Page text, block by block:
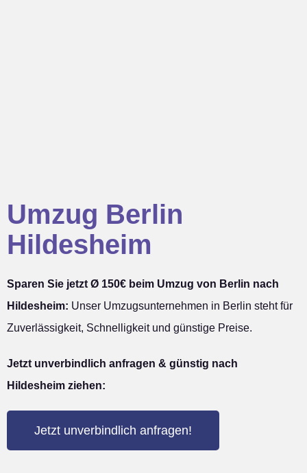
Umzug Berlin
Hildesheim
Sparen Sie jetzt Ø 150€ beim Umzug von Berlin nach
Hildesheim: Unser Umzugsunternehmen in Berlin steht für
Zuverlässigkeit, Schnelligkeit und günstige Preise.
Jetzt unverbindlich anfragen & günstig nach
Hildesheim ziehen:
Jetzt unverbindlich anfragen!